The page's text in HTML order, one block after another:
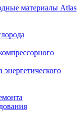
материалы Atlas